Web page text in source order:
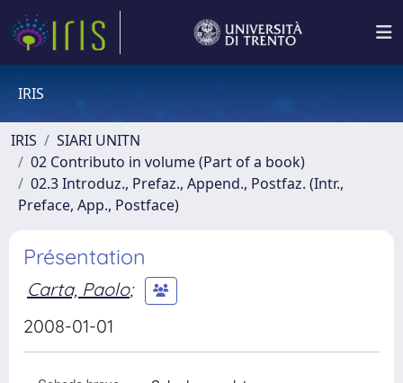
IRIS
IRIS
SIARI UNITN
02 Contributo in volume (Part of a book)
02.3 Introduz., Prefaz., Append., Postfaz. (Intr.,
Preface, App., Postface)
Présentation
Carta, Paolo;
2008-01-01